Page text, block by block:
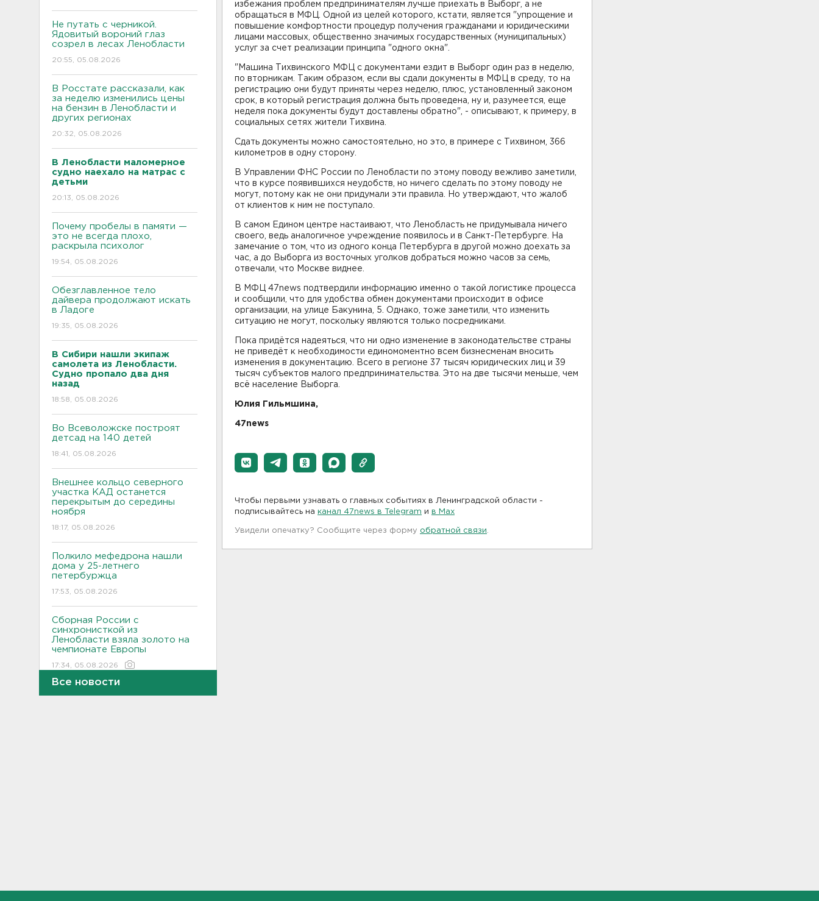
Не путать с черникой.
Ядовитый вороний глаз
созрел в лесах Ленобласти
20:55, 05.08.2026
В Росстате рассказали, как
за неделю изменились цены
на бензин в Ленобласти и
других регионах
20:32, 05.08.2026
В Ленобласти маломерное
судно наехало на матрас с
детьми
20:13, 05.08.2026
Почему пробелы в памяти —
это не всегда плохо,
раскрыла психолог
19:54, 05.08.2026
Обезглавленное тело
дайвера продолжают искать
в Ладоге
19:35, 05.08.2026
В Сибири нашли экипаж
самолета из Ленобласти.
Судно пропало два дня
назад
18:58, 05.08.2026
Во Всеволожске построят
детсад на 140 детей
18:41, 05.08.2026
Внешнее кольцо северного
участка КАД останется
перекрытым до середины
ноября
18:17, 05.08.2026
Полкило мефедрона нашли
дома у 25-летнего
петербуржца
17:53, 05.08.2026
Сборная России с
синхронисткой из
Ленобласти взяла золото на
чемпионате Европы
17:34, 05.08.2026
Жару в Ленобласти разбавят
Все новости
избежания проблем предпринимателям лучше приехать в Выборг, а не
обращаться в МФЦ. Одной из целей которого, кстати, является "упрощение и
повышение комфортности процедур получения гражданами и юридическими
лицами массовых, общественно значимых государственных (муниципальных)
услуг за счет реализации принципа "одного окна".
"Машина Тихвинского МФЦ с документами ездит в Выборг один раз в неделю,
по вторникам. Таким образом, если вы сдали документы в МФЦ в среду, то на
регистрацию они будут приняты через неделю, плюс, установленный законом
срок, в который регистрация должна быть проведена, ну и, разумеется, еще
неделя пока документы будут доставлены обратно", - описывают, к примеру, в
социальных сетях жители Тихвина.
Сдать документы можно самостоятельно, но это, в примере с Тихвином, 366
километров в одну сторону.
В Управлении ФНС России по Ленобласти по этому поводу вежливо заметили,
что в курсе появившихся неудобств, но ничего сделать по этому поводу не
могут, потому как не они придумали эти правила. Но утверждают, что жалоб
от клиентов к ним не поступало.
В самом Едином центре настаивают, что Ленобласть не придумывала ничего
своего, ведь аналогичное учреждение появилось и в Санкт-Петербурге. На
замечание о том, что из одного конца Петербурга в другой можно доехать за
час, а до Выборга из восточных уголков добраться можно часов за семь,
отвечали, что Москве виднее.
В МФЦ 47news подтвердили информацию именно о такой логистике процесса
и сообщили, что для удобства обмен документами происходит в офисе
организации, на улице Бакунина, 5. Однако, тоже заметили, что изменить
ситуацию не могут, поскольку являются только посредниками.
Пока придётся надеяться, что ни одно изменение в законодательстве страны
не приведёт к необходимости единомоментно всем бизнесменам вносить
изменения в документацию. Всего в регионе 37 тысяч юридических лиц и 39
тысяч субъектов малого предпринимательства. Это на две тысячи меньше, чем
всё население Выборга.
Юлия Гильмшина,
47news
Чтобы первыми узнавать о главных событиях в Ленинградской области -
подписывайтесь на канал 47news в Telegram и в Maх
Увидели опечатку? Сообщите через форму обратной связи